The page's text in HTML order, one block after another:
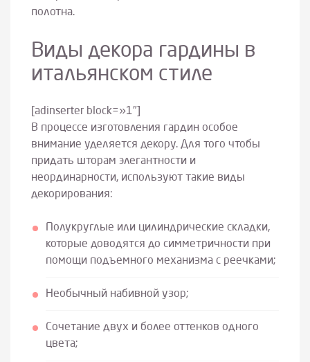
полотна.
Виды декора гардины в
итальянском стиле
[adinserter block=»1″]
В процессе изготовления гардин особое
внимание уделяется декору. Для того чтобы
придать шторам элегантности и
неординарности, используют такие виды
декорирования:
Полукруглые или цилиндрические складки,
которые доводятся до симметричности при
помощи подъемного механизма с реечками;
Необычный набивной узор;
Сочетание двух и более оттенков одного
цвета;